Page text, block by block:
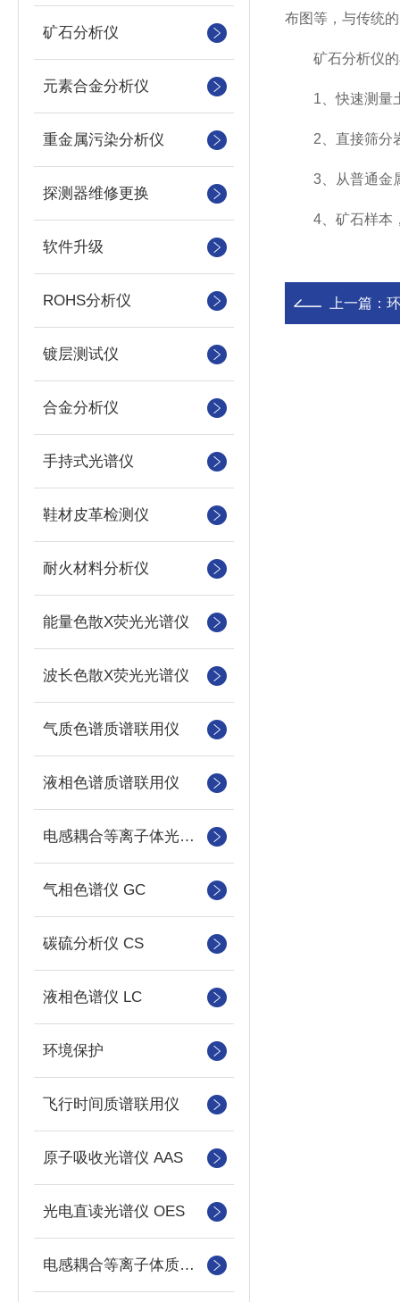
矿石分析仪
元素合金分析仪
重金属污染分析仪
探测器维修更换
软件升级
ROHS分析仪
镀层测试仪
合金分析仪
手持式光谱仪
鞋材皮革检测仪
耐火材料分析仪
能量色散X荧光光谱仪
波长色散X荧光光谱仪
气质色谱质谱联用仪
液相色谱质谱联用仪
电感耦合等离子体光谱仪
气相色谱仪 GC
碳硫分析仪 CS
液相色谱仪 LC
环境保护
飞行时间质谱联用仪
原子吸收光谱仪 AAS
光电直读光谱仪 OES
电感耦合等离子体质谱仪
布图等，与传统
矿石分析仪的
1、快速测量土
2、直接筛分岩
3、从普通金属
4、矿石样本，
上一篇：